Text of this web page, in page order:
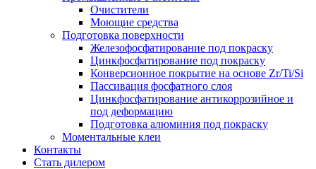
Очистители
Моющие средства
Подготовка поверхности
Железофосфатирование под покраску
Цинкфосфатирование под покраску
Конверсионное покрытие на основе Zr/Ti/Si
Пассивация фосфатного слоя
Цинкфосфатирование антикоррозийное и
под деформацию
Подготовка алюминия под покраску
Моментальные клеи
Контакты
Стать дилером